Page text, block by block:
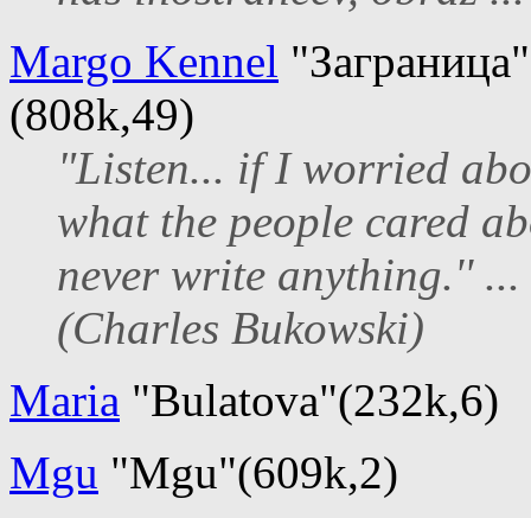
Margo Kennel "Заграница"
(808k,49)
"Listen... if I worried
what the people cared
never write anything.'' ...
(Charles Bukowski)
Maria "Bulatova"(232k,6)
Mgu "Mgu"(609k,2)